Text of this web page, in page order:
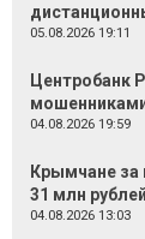
05.08.2026 19:11
Центробанк
04.08.2026 19:59
Крымчане
31 млн рублей
04.08.2026 13:03